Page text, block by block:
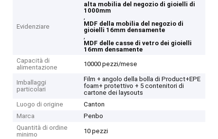
Evidenziare
alta mobilia del negozio di gioielli di
1000mm
,
MDF della mobilia del negozio di
gioielli 16mm densamente
,
MDF delle casse di vetro dei gioielli
16mm densamente
Capacità di
alimentazione
10000 pezzi/mese
Imballaggi
particolari
Film + angolo della bolla di Product+EPE
foam+ protettivo + 5 contenitori di
cartone dei laysouts
Luogo di origine
Canton
Marca
Penbo
Quantità di ordine
minimo
10 pezzi